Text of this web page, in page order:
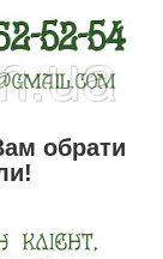
обрати